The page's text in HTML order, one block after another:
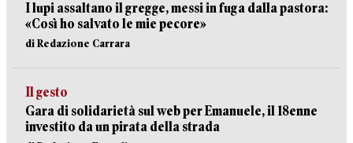
I lupi assaltano il gregge, messi in fuga dalla pastora:
«Così ho salvato le mie pecore»
di Redazione Carrara
Il gesto
Gara di solidarietà sul web per Emanuele, il 18enne
investito da un pirata della strada